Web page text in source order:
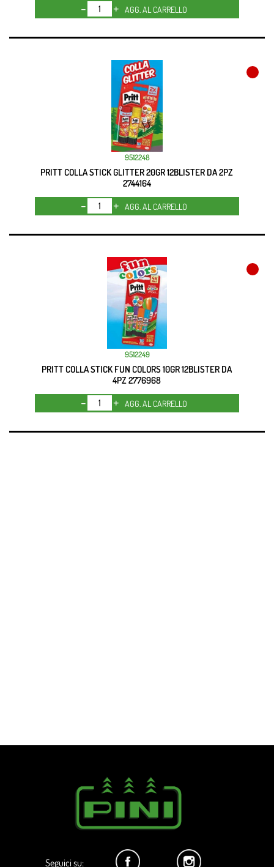
Quantità
AGG. AL CARRELLO
9512248
PRITT COLLA STICK GLITTER 20GR 12BLISTER DA 2PZ
2744164
Quantità
AGG. AL CARRELLO
9512249
PRITT COLLA STICK FUN COLORS 10GR 12BLISTER DA
4PZ 2776968
Quantità
AGG. AL CARRELLO
Seguici su: